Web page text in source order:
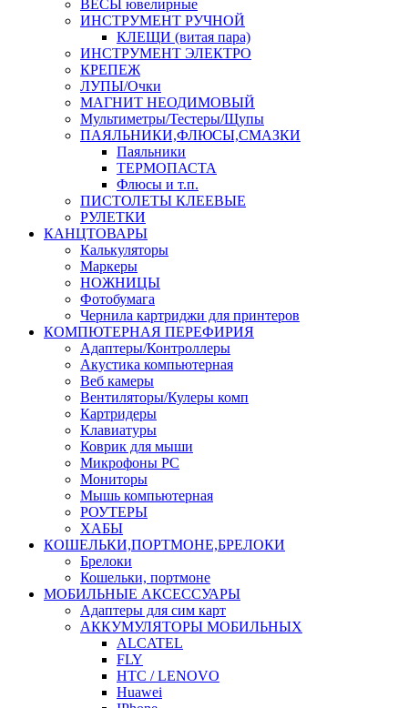
ВЕСЫ ювелирные
ИНСТРУМЕНТ РУЧНОЙ
КЛЕЩИ (витая пара)
ИНСТРУМЕНТ ЭЛЕКТРО
КРЕПЕЖ
ЛУПЫ/Очки
МАГНИТ НЕОДИМОВЫЙ
Мультиметры/Тестеры/Щупы
ПАЯЛЬНИКИ,ФЛЮСЫ,СМАЗКИ
Паяльники
ТЕРМОПАСТА
Флюсы и т.п.
ПИСТОЛЕТЫ КЛЕЕВЫЕ
РУЛЕТКИ
КАНЦТОВАРЫ
Калькуляторы
Маркеры
НОЖНИЦЫ
Фотобумага
Чернила картриджи для принтеров
КОМПЮТЕРНАЯ ПЕРЕФИРИЯ
Адаптеры/Контроллеры
Акустика компьютерная
Веб камеры
Вентиляторы/Кулеры комп
Картридеры
Клавиатуры
Коврик для мыши
Микрофоны PC
Мониторы
Мышь компьютерная
РОУТЕРЫ
ХАБЫ
КОШЕЛЬКИ,ПОРТМОНЕ,БРЕЛОКИ
Брелоки
Кошельки, портмоне
МОБИЛЬНЫЕ АКСЕССУАРЫ
Адаптеры для сим карт
АККУМУЛЯТОРЫ МОБИЛЬНЫХ
ALCATEL
FLY
HTC / LENOVO
Huawei